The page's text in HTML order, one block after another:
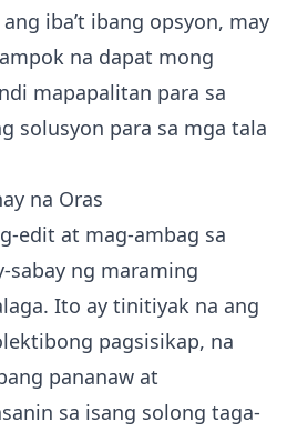
iba’t ibang opsyon, may
na dapat mong
mapapalitan para sa
solusyon para sa mga tala
na Oras
edit at mag-ambag sa
sabay ng maraming
Ito ay tinitiyak na ang
pagsisikap, na
pananaw at
sa isang solong taga-